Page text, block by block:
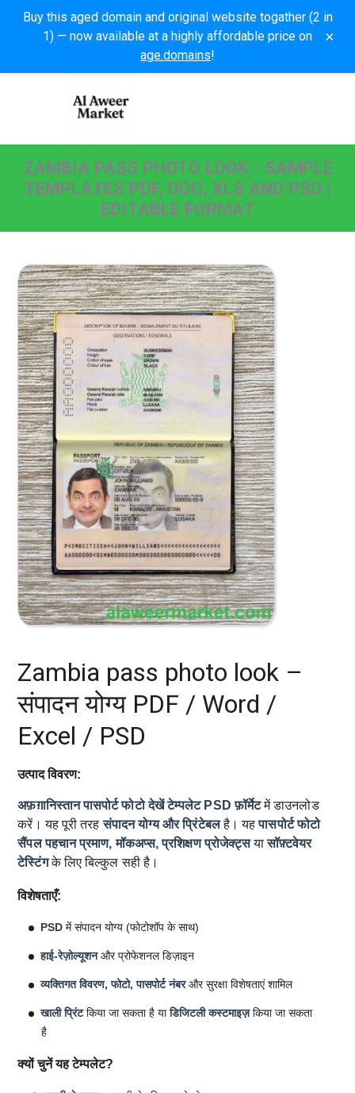
Buy this aged domain and original website togather (2 in
1) — now available at a highly affordable price on
age.domains!
×
ZAMBIA PASS PHOTO LOOK - SAMPLE
TEMPLATES PDF, DOC, XLS AND PSD |
EDITABLE FORMAT
Zambia pass photo look –
संपादन योग्य PDF / Word /
Excel / PSD
उत्पाद विवरण:
अफ़ग़ानिस्तान पासपोर्ट फोटो देखें टेम्पलेट PSD फ़ॉर्मेटमें डाउनलोड
करें। यह पूरी तरहसंपादन योग्य और प्रिंटेबलहै। यहपासपोर्ट फोटो
सैंपल पहचान प्रमाण, मॉकअप्स, प्रशिक्षण प्रोजेक्ट्सयासॉफ़्टवेयर
टेस्टिंगके लिए बिल्कुल सही है।
विशेषताएँ:
PSD में संपादन योग्य (फोटोशॉप के साथ)
हाई-रेज़ोल्यूशनऔर प्रोफेशनल डिज़ाइन
व्यक्तिगत विवरण, फोटो, पासपोर्ट नंबरऔर सुरक्षा विशेषताएं शामिल
खाली प्रिंटकिया जा सकता है याडिजिटली कस्टमाइज़किया जा सकता
है
क्यों चुनें यह टेम्पलेट?